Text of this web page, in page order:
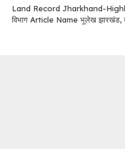
Land Record Jharkhand-
विभाग Article Name भूलेख झारखंड,